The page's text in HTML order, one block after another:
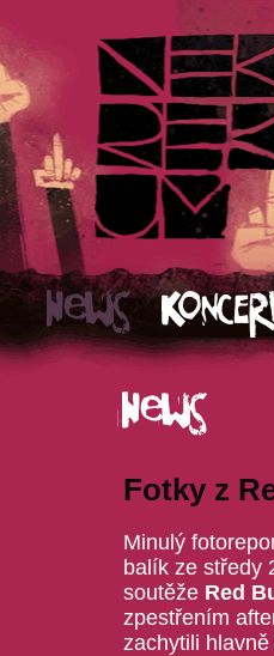
Fotky z
Minulý
balík ze středy
soutěže Red
zpestřením
zachytili hlavně